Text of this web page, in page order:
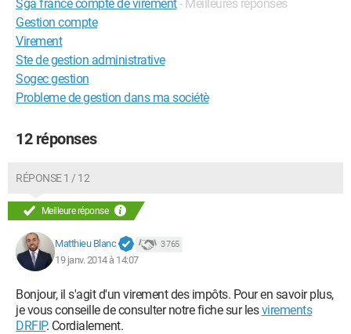
Sga france compte de virement- Meilleures réponses
Gestion compte
Virement
Ste de gestion administrative
Sogec gestion
Probleme de gestion dans ma sociétè
12 réponses
RÉPONSE 1 / 12
Meilleure réponse
Matthieu Blanc 3 765
19 janv. 2014 à 14:07
Bonjour, il s'agit d'un virement des impôts. Pour en savoir plus,
je vous conseille de consulter notre fiche sur lesvirements
DRFIP. Cordialement.